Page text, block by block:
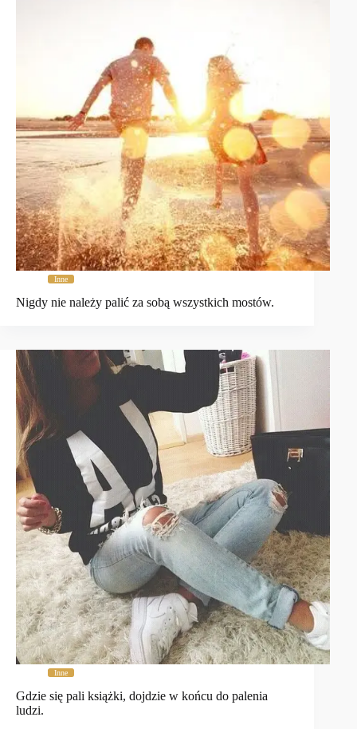
Inne
Nigdy nie należy palić za sobą wszystkich mostów.
Inne
Gdzie się pali książki, dojdzie w końcu do palenia
ludzi.